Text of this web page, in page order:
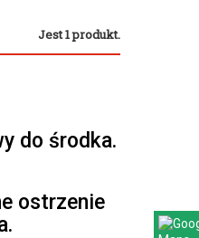
Jest 1 produkt.
do środka.
ostrzenie